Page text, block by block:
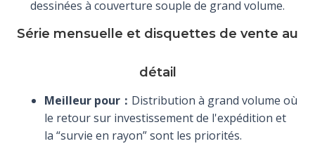
Série mensuelle et disquettes de vente au
détail
Meilleur pour： Distribution à grand volume où
le retour sur investissement de l'expédition et
la “survie en rayon” sont les priorités.